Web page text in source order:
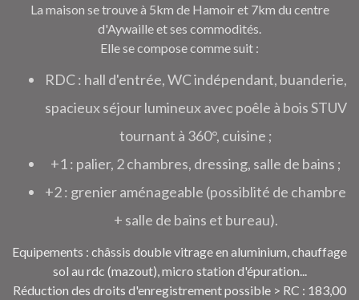
La maison se trouve à 5km de Hamoir et 7km du centre
d'Aywaille et ses commodités.
Elle se compose comme suit :
RDC : hall d'entrée, WC indépendant, buanderie,
spacieux séjour lumineux avec poêle à bois STUV
tournant à 360°, cuisine ;
+1 : palier, 2 chambres, dressing, salle de bains ;
+2 : grenier aménageable (possiblité de chambre
+ salle de bains et bureau).
Equipements : châssis double vitrage en aluminium, chauffage
sol au rdc (mazout), micro station d'épuration...
Réduction des droits d'enregistrement possible > RC : 183,00